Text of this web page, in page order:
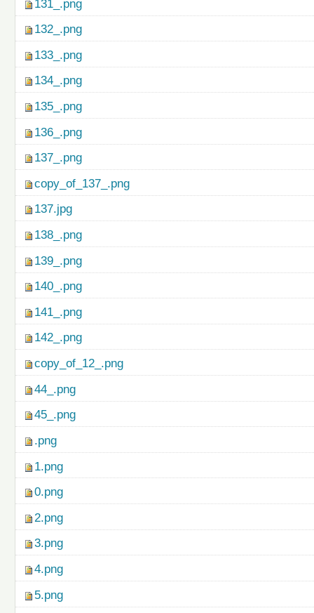
131_.png
132_.png
133_.png
134_.png
135_.png
136_.png
137_.png
copy_of_137_.png
137.jpg
138_.png
139_.png
140_.png
141_.png
142_.png
copy_of_12_.png
44_.png
45_.png
.png
1.png
0.png
2.png
3.png
4.png
5.png